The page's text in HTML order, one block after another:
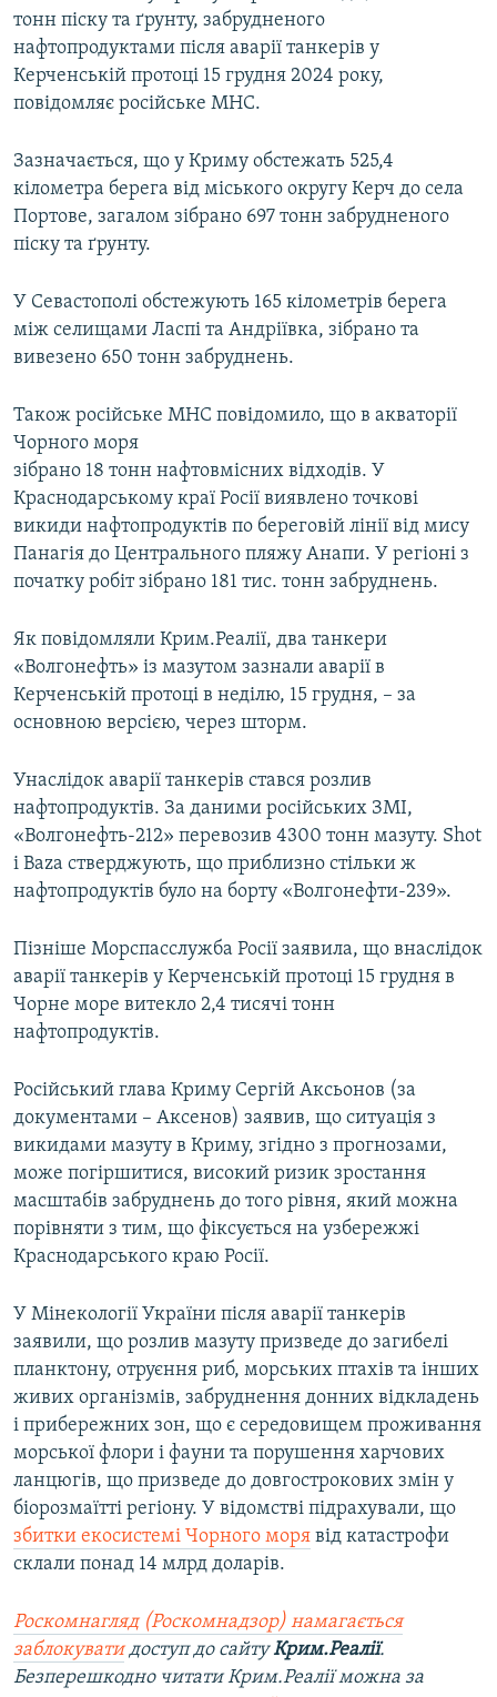
тонн піску та ґрунту, забрудненого
нафтопродуктами після аварії танкерів у
Керченській протоці 15 грудня 2024 року,
повідомляє російське МНС.
Зазначається, що у Криму обстежать 525,4
кілометра берега від міського округу Керч до села
Портове, загалом зібрано 697 тонн забрудненого
піску та ґрунту.
У Севастополі обстежують 165 кілометрів берега
між селищами Ласпі та Андріївка, зібрано та
вивезено 650 тонн забруднень.
Також російське МНС повідомило, що в акваторії
Чорного моря
зібрано 18 тонн нафтовмісних відходів. У
Краснодарському краї Росії виявлено точкові
викиди нафтопродуктів по береговій лінії від мису
Панагія до Центрального пляжу Анапи. У регіоні з
початку робіт зібрано 181 тис. тонн забруднень.
Як повідомляли Крим.Реалії, два танкери
«Волгонефть» із мазутом зазнали аварії в
Керченській протоці в неділю, 15 грудня, – за
основною версією, через шторм.
Унаслідок аварії танкерів стався розлив
нафтопродуктів. За даними російських ЗМІ,
«Волгонефть-212» перевозив 4300 тонн мазуту. Shot
і Baza стверджують, що приблизно стільки ж
нафтопродуктів було на борту «Волгонефти-239».
Пізніше Морспасслужба Росії заявила, що внаслідок
аварії танкерів у Керченській протоці 15 грудня в
Чорне море витекло 2,4 тисячі тонн
нафтопродуктів.
Російський глава Криму Сергій Аксьонов (за
документами – Аксенов) заявив, що ситуація з
викидами мазуту в Криму, згідно з прогнозами,
може погіршитися, високий ризик зростання
масштабів забруднень до того рівня, який можна
порівняти з тим, що фіксується на узбережжі
Краснодарського краю Росії.
У Мінекології України після аварії танкерів
заявили, що розлив мазуту призведе до загибелі
планктону, отруєння риб, морських птахів та інших
живих організмів, забруднення донних відкладень
і прибережних зон, що є середовищем проживання
морської флори і фауни та порушення харчових
ланцюгів, що призведе до довгострокових змін у
біорозмаїтті регіону. У відомстві підрахували, що
збитки екосистемі Чорного моря від катастрофи
склали понад 14 млрд доларів.
Роскомнагляд (Роскомнадзор) намагається
заблокуватидоступ до сайтуКрим.Реалії.
Безперешкодно читати Крим.Реалії можна за